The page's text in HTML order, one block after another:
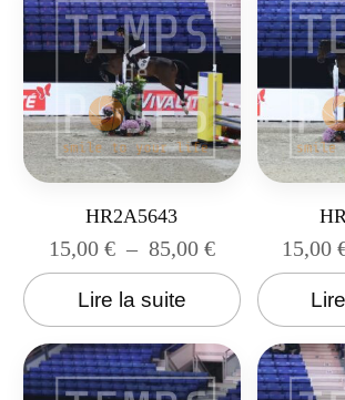
HR2A5643
15,00 € – 85,00 €
Lire la suite
15,00